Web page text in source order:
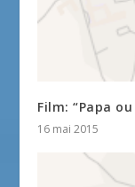
Film: “Papa
16 mai 2015